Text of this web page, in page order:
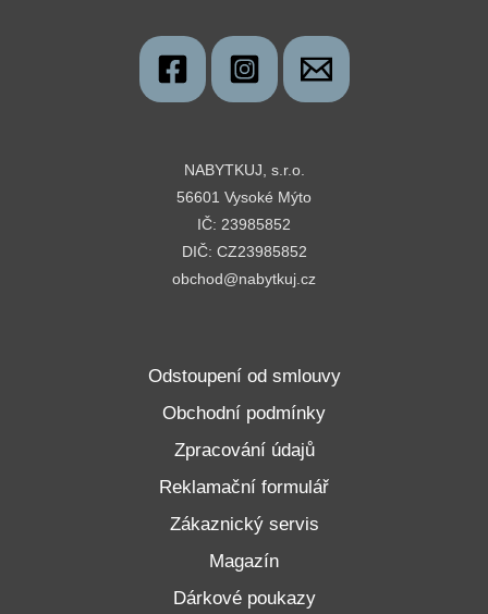
NABYTKUJ, s.r.o.
56601 Vysoké Mýto
IČ: 23985852
DIČ: CZ23985852
obchod@nabytkuj.cz
Odstoupení od smlouvy
Obchodní podmínky
Zpracování údajů
Reklamační formulář
Zákaznický servis
Magazín
Dárkové poukazy